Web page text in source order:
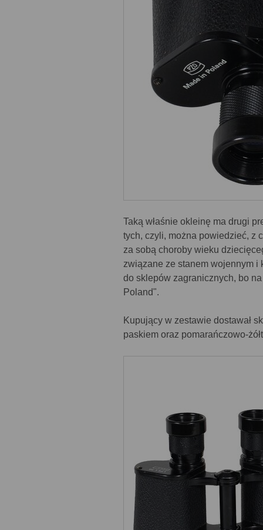
Taką właśnie okleinę ma drugi
tych, czyli, można powiedzieć, z
za sobą choroby wieku
związane ze stanem wojennym i
do sklepów zagranicznych, bo
Poland".
Kupujący w zestawie dostawał
paskiem oraz pomarańczowo-